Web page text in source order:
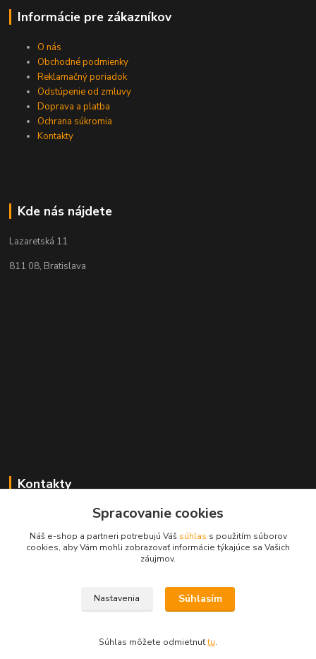
Informácie pre zákazníkov
O nás
Obchodné podmienky
Reklamačný poriadok
Odstúpenie od zmluvy
Doprava a platba
Ochrana súkromia
Kontakty
Kde nás nájdete
Lazaretská 11
811 08, Bratislava
Kontakty
+421 2 529 67 411
(Po - Pia: 10:00 - 17:30)
Copyright © Filatelia-album.sk
Spracovanie cookies
Náš e-shop a partneri potrebujú Váš súhlas s použitím súborov
cookies, aby Vám mohli zobrazovať informácie týkajúce sa Vašich
záujmov.
Nastavenia Súhlasím
Súhlas môžete odmietnuťtu.